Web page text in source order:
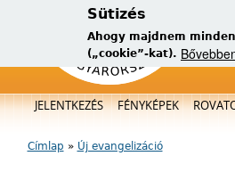
Sütizés
Ahogy majdnem
(„cookie”-kat).
Főmenü
JELENTKEZÉS FÉNYKÉPEK
Jelenlegi hely
Címlap » Új evangelizáció